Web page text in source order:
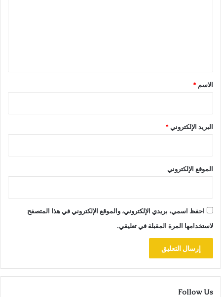
*
الاسم *
البريد الإلكتروني*
الموقع الإلكتروني
احفظ اسمي، بريدي الإلكتروني، والموقع الإلكتروني في هذا المتصفح
لاستخدامها المرة المقبلة في تعليقي.
Follow Us